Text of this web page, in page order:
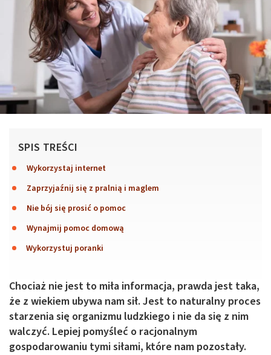
SPIS TREŚCI
Wykorzystaj internet
Zaprzyjaźnij się z pralnią i maglem
Nie bój się prosić o pomoc
Wynajmij pomoc domową
Wykorzystuj poranki
Chociaż nie jest to miła informacja, prawda jest taka,
że z wiekiem ubywa nam sił. Jest to naturalny proces
starzenia się organizmu ludzkiego i nie da się z nim
walczyć. Lepiej pomyśleć o racjonalnym
gospodarowaniu tymi siłami, które nam pozostały.